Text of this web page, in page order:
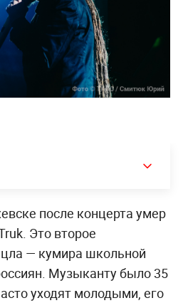
после концерта умер
Это второе
— кумира школьной
Музыканту было 35
уходят молодыми, его